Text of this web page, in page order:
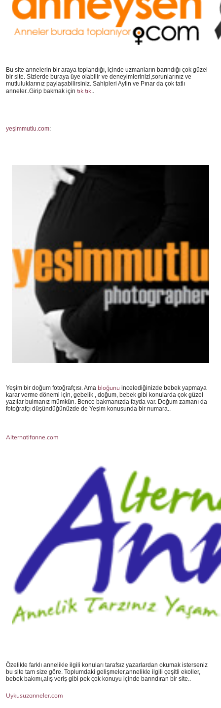
Bu site annelerin bir araya toplandığı, içinde uzmanların barındığı çok güzel
bir site. Sizlerde buraya üye olabilir ve deneyimlerinizi,sorunlarınız ve
mutluluklarınız paylaşabilirsiniz. Sahipleri Aylin ve Pınar da çok tatlı
anneler..Girip bakmak için tık tık..
yeşimmutlu.com:
Yeşim bir doğum fotoğrafçısı. Ama bloğunu incelediğinizde bebek yapmaya
karar verme dönemi için, gebelik , doğum, bebek gibi konularda çok güzel
yazılar bulmanız mümkün. Bence bakmanızda fayda var. Doğum zamanı da
fotoğrafçı düşündüğünüzde de Yeşim konusunda bir numara..
Alternatifanne.com
Özelikle farklı annelikle ilgili konuları tarafsız yazarlardan okumak isterseniz
bu site tam size göre. Toplumdaki gelişmeler,annelikle ilgili çeşitli ekoller,
bebek bakımı,alış veriş gibi pek çok konuyu içinde barındıran bir site..
Uykusuzanneler.com